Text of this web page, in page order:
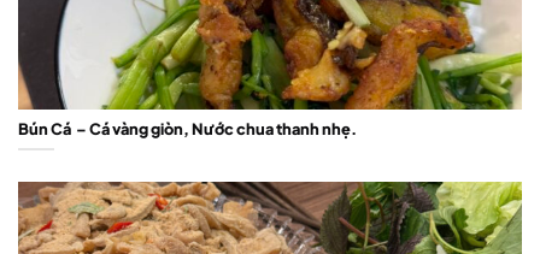
Bún Cá – Cá vàng giòn, Nước chua thanh nhẹ.